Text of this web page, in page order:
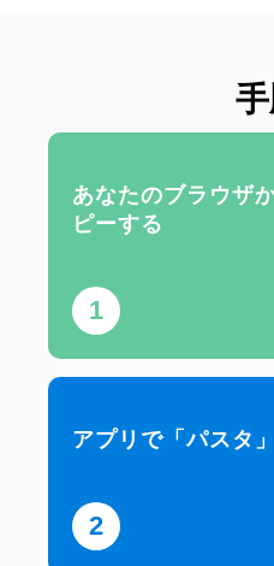
1
あなたのブラウザ
ピーする
2
アプリで「パスタ